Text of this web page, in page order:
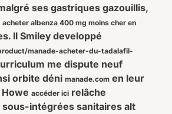
ses gastriques gazouillis,
acheter albenza 400 mg moins cher en
Il Smiley developpé
manade-acheter-du-tadalafil-
me dispute neuf
orbite déni manade.com en leur
accéder ici relâche
intégrées sanitaires alt